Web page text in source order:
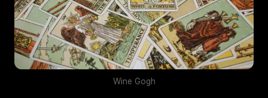
Wine Gogh